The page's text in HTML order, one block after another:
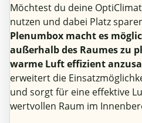
Möchtest du deine
nutzen und dabei Platz
Plenumbox macht es
außerhalb des Raumes zu
warme Luft effizient
erweitert die
und sorgt für eine effektive
wertvollen Raum im